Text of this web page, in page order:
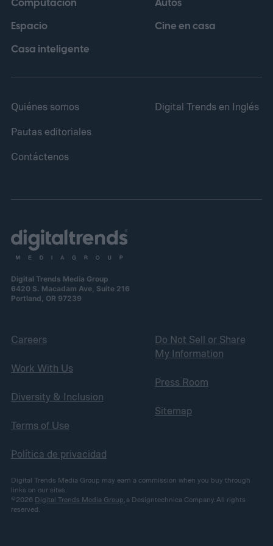
Computación
Espacio
Casa inteligente
Autos
Cine en casa
Quiénes somos
Pautas editoriales
Contáctenos
Digital Trends en Inglés
Digital Trends Media Group
6420 S. Macadam Ave, Suite 216
Portland, OR 97239
Careers
Work With Us
Diversity & Inclusion
Terms of Use
Política de privacidad
Do Not Sell or Share
My Information
Press Room
Sitemap
Digital Trends Media Group may earn a commission when you buy through
links on our sites.
©2026 Digital Trends Media Group , a Designtechnica Company. All rights
reserved.